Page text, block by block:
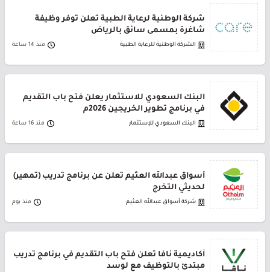
شركة الوطنية لرعاية الطبية تعلن توفر وظيفة
شاغرة بمسمى سائق بالرياض
الشركة الوطنية للرعاية الطبية منذ 14 ساعة
البنك السعودي للاستثمار يعلن فتح باب التقديم
في برنامج تطوير الخريجين 2026م
البنك السعودي للإستثمار منذ 16 ساعة
أسواق عبدالله العثيم تعلن عن برنامج تدريب (تمهير)
لحديثي التخرج
شركة أسواق عبدالله العثيم منذ يوم
أكاديمية نافا تعلن فتح باب التقديم في برنامج تدريب
مبتدئ بالتوظيف مع لوسد